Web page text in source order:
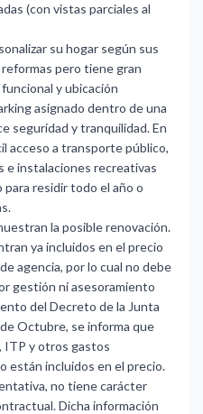
(con vistas parciales al
su hogar según sus
pero tiene gran
y ubicación
asignado dentro de una
seguridad y tranquilidad. En
acceso a transporte público,
e instalaciones recreativas
residir todo el año o
la posible renovación.
ya incluidos en el precio
agencia, por lo cual no debe
gestión ni asesoramiento
del Decreto de la Junta
Octubre, se informa que
ITP y otros gastos
están incluidos en el precio.
no tiene carácter
Dicha información